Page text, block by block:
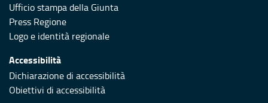
Ufficio stampa della Giunta
Press Regione
Logo e identità regionale
Accessibilità
Dichiarazione di accessibilità
Obiettivi di accessibilità